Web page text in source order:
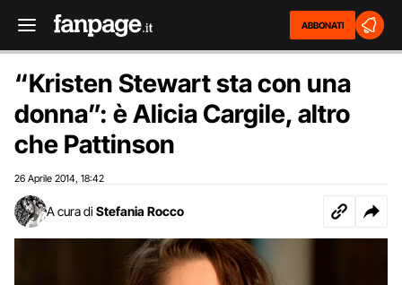
ABBONATI
“Kristen Stewart sta con una
donna”: è Alicia Cargile, altro
che Pattinson
26 Aprile 2014 18:42
A cura di Stefania Rocco